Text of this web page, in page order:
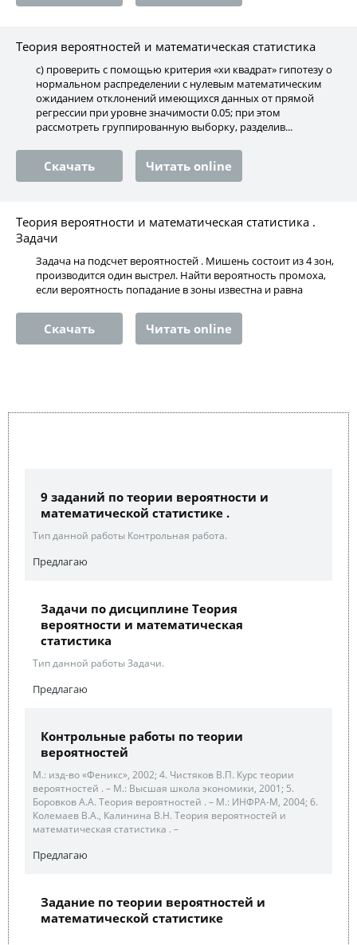
Теория вероятностей и математическая статистика
c) проверить с помощью критерия «хи квадрат» гипотезу о
нормальном распределении с нулевым математическим
ожиданием отклонений имеющихся данных от прямой
регрессии при уровне значимости 0.05; при этом
рассмотреть группированную выборку, разделив...
Скачать Читать online
Теория вероятности и математическая статистика .
Задачи
Задача на подсчет вероятностей . Мишень состоит из 4 зон,
производится один выстрел. Найти вероятность промоха,
если вероятность попадание в зоны известна и равна
Скачать Читать online
9 заданий по теории вероятности и
математической статистике .
Тип данной работы Контрольная работа.
Предлагаю
Задачи по дисциплине Теория
вероятности и математическая
статистика
Тип данной работы Задачи.
Предлагаю
Контрольные работы по теории
вероятностей
М.: изд-во «Феникс», 2002; 4. Чистяков В.П. Курс теории
вероятностей . – М.: Высшая школа экономики, 2001; 5.
Боровков А.А. Теория вероятностей . – М.: ИНФРА-М, 2004; 6.
Колемаев В.А., Калинина В.Н. Теория вероятностей и
математическая статистика . –
Предлагаю
Задание по теории вероятностей и
математической статистике